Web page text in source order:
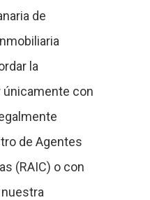
de
la
únicamente con
de Agentes
(RAIC) o con